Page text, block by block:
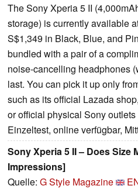
The Sony Xperia 5 II
storage) is currently available
S$1,349 in Black, Blue, and
bundled with a pair of a
noise-cancelling headphones
last. You can pick it up only
such as its official Lazada
or official physical Sony
Einzeltest, online verfügbar,
Sony Xperia 5 II – Does Size
Impressions]
Quelle: G Style Magazine